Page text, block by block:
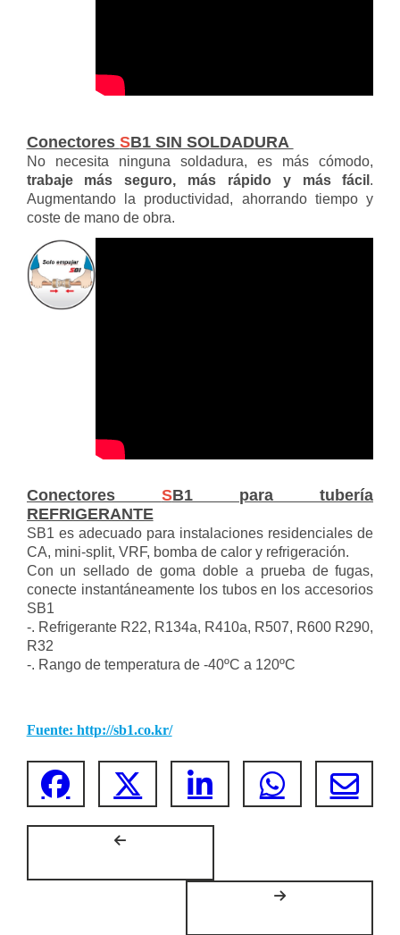
Conectores SB1 SIN SOLDADURA
No necesita ninguna soldadura, es más cómodo,
trabaje más seguro, más rápido y más fácil .
Augmentando la productividad, ahorrando tiempo y
coste de mano de obra.
Conectores SB1 para tubería
REFRIGERANTE
SB1 es adecuado para instalaciones residenciales de
CA, mini-split, VRF, bomba de calor y refrigeración.
Con un sellado de goma doble a prueba de fugas,
conecte instantáneamente los tubos en los accesorios
SB1
-. Refrigerante R22, R134a, R410a, R507, R600 R290,
R32
-. Rango de temperatura de -40ºC a 120ºC
Conectores S
B1 con un diseño robusto y
cuerpo de LATÓN
Accesorios recuperables fácilmente si se colocan por
error
Fuente: http://sb1.co.kr/